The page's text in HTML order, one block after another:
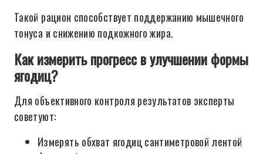
Такой рацион способствует поддержанию мышечного
тонуса и снижению подкожного жира.
Как измерить прогресс в улучшении формы
ягодиц?
Для объективного контроля результатов эксперты
советуют:
Измерять обхват ягодиц сантиметровой лентой